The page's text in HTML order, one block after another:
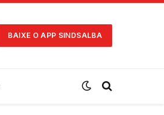
BAIXE O APP SINDSALBA